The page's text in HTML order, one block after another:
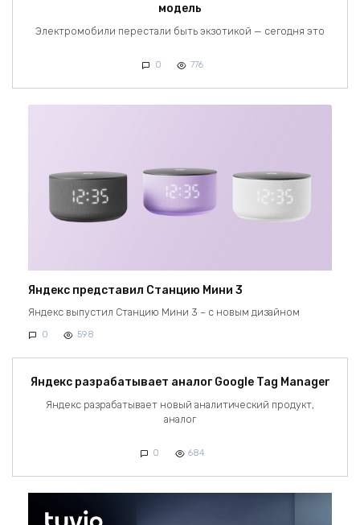
модель
Электромобили перестали быть экзотикой — сегодня это
0 776
Яндекс представил Станцию Мини 3
Яндекс выпустил Станцию Мини 3 – с новым дизайном
0 598
Яндекс разрабатывает аналог Google Tag Manager
Яндекс разрабатывает новый аналитический продукт,
аналог
0 684